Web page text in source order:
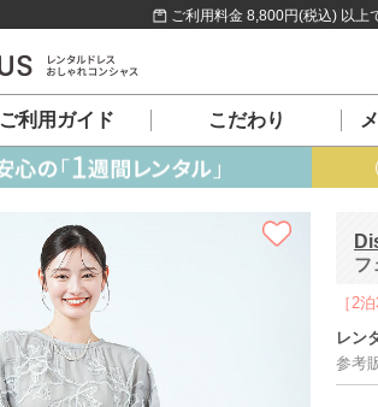
ご利用料金 8,800円(税込) 以上
ご利用ガイド こだわり
フ
［2
レン
参考